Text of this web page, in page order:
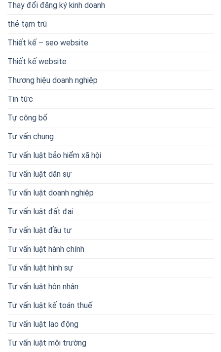
Thay đổi đăng ký kinh doanh
thẻ tạm trú
Thiết kế – seo website
Thiết kế website
Thương hiệu doanh nghiệp
Tin tức
Tự công bố
Tư vấn chung
Tư vấn luật bảo hiểm xã hội
Tư vấn luật dân sự
Tư vấn luật doanh nghiệp
Tư vấn luật đất đai
Tư vấn luật đầu tư
Tư vấn luật hành chính
Tư vấn luật hình sự
Tư vấn luật hôn nhân
Tư vấn luật kế toán thuế
Tư vấn luật lao động
Tư vấn luật môi trường